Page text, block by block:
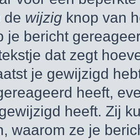
de wijzig knop van
je bericht
dat zegt
je gewijzigd
heeft,
heeft. Zij
waarom ze je